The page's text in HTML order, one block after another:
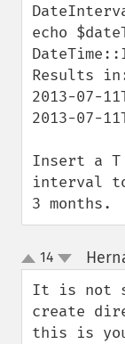
echo
Results
2013-07-
2013-07-
Insert a
interval
3 months.
up
down
14
It is not
create
this is